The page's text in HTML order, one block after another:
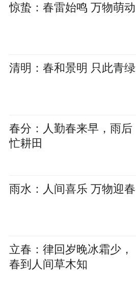
惊蛰：春雷始鸣 万物萌动
清明：春和景明 只此青绿
春分：人勤春来早，雨后
忙耕田
雨水：人间喜乐 万物迎春
立春：律回岁晚冰霜少，
春到人间草木知